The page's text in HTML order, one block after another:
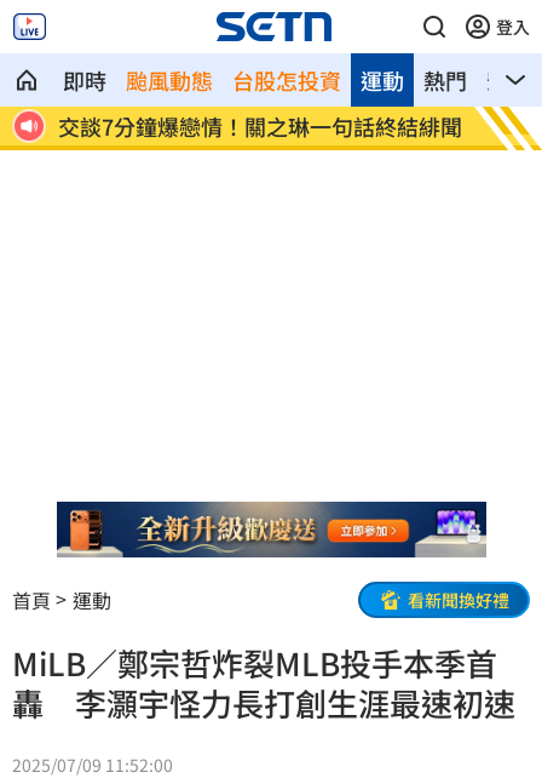
登入
即時 颱風動態 台股怎投資 熱門 影音
運動
群
交談7分鐘爆戀情！關之琳一句話終結緋聞
上兵
壁
首頁 運動 看新聞換好禮
MiLB／鄭宗哲炸裂MLB投手本季首
轟 李灝宇怪力長打創生涯最速初速
2025/07/09 11:52:00